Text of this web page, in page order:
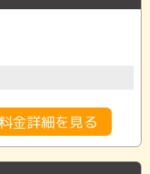
金詳細を見る